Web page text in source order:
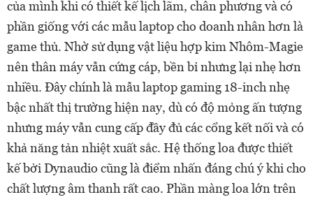
của mình khi có thiết kế lịch lãm, chân phương và có
phần giống với các mẫu laptop cho doanh nhân hơn là
game thủ. Nhờ sử dụng vật liệu hợp kim Nhôm-Magie
nên thân máy vẫn cứng cáp, bền bỉ nhưng lại nhẹ hơn
nhiều. Đây chính là mẫu laptop gaming 18-inch nhẹ
bậc nhất thị trường hiện nay, dù có độ mỏng ấn tượng
nhưng máy vẫn cung cấp đầy đủ các cổng kết nối và có
khả năng tản nhiệt xuất sắc. Hệ thống loa được thiết
kế bởi Dynaudio cũng là điểm nhấn đáng chú ý khi cho
chất lượng âm thanh rất cao. Phần màng loa lớn trên